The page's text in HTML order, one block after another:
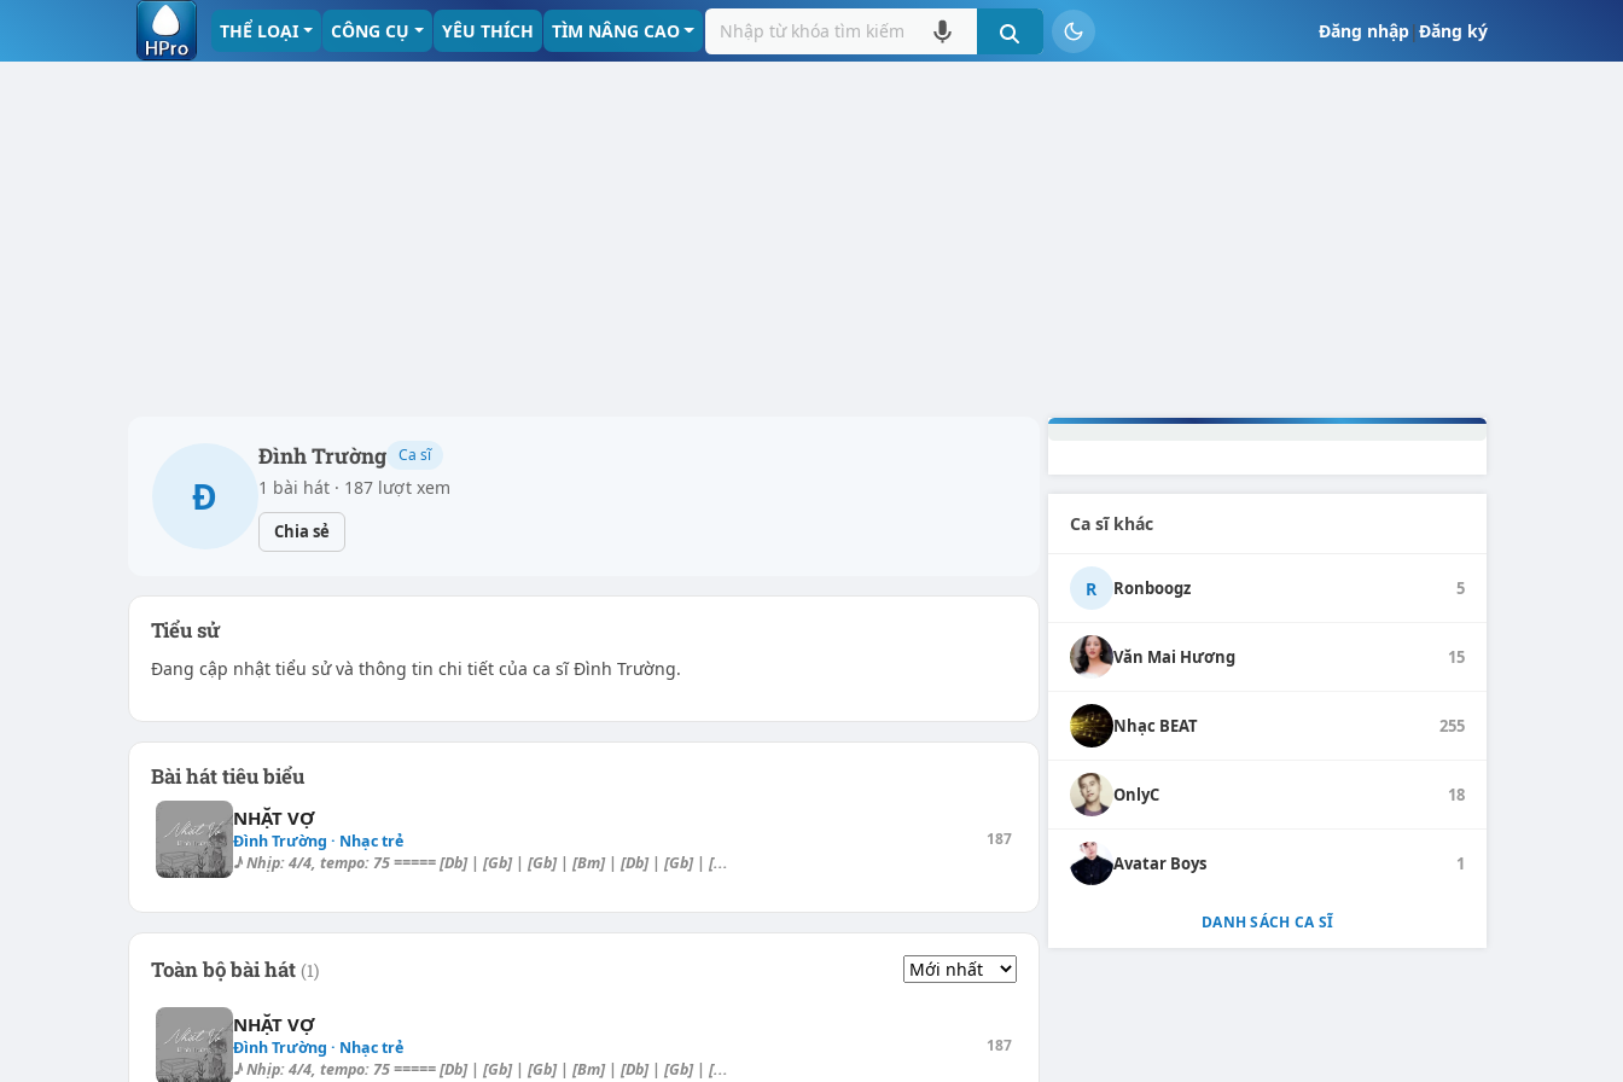
Đăng nhập|Đăng ký
THỂ LOẠI CÔNG CỤ YÊU THÍCH TÌM NÂNG CAO
Đ
Đình Trường Ca sĩ
1 bài hát · 187 lượt xem
Chia sẻ
Tiểu sử
Đang cập nhật tiểu sử và thông tin chi tiết của ca sĩ Đình Trường.
Bài hát tiêu biểu
NHẶT VỢ
Đình Trường · Nhạc trẻ
♪ Nhịp: 4/4, tempo: 75 ===== [Db] | [Gb] | [Gb] | [Bm] | [Db] | [Gb] | [...
187
Toàn bộ bài hát (1)
NHẶT VỢ
Đình Trường · Nhạc trẻ
♪ Nhịp: 4/4, tempo: 75 ===== [Db] | [Gb] | [Gb] | [Bm] | [Db] | [Gb] | [...
187
Ca sĩ khác
R Ronboogz 5
Văn Mai Hương 15
Nhạc BEAT 255
OnlyC 18
Avatar Boys 1
DANH SÁCH CA SĨ